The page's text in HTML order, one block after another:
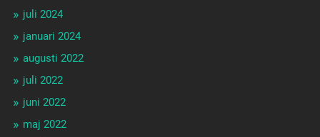
juli 2024
januari 2024
augusti 2022
juli 2022
juni 2022
maj 2022